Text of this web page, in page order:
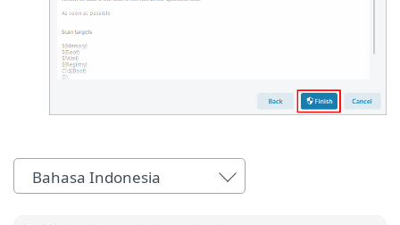
Bahasa Indonesia